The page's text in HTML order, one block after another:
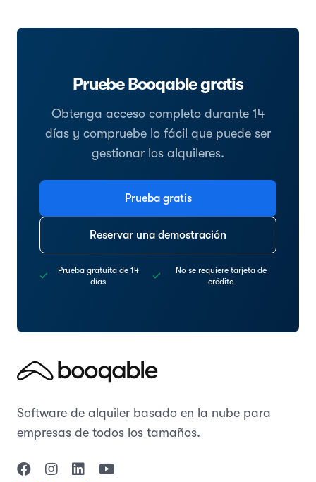
Pruebe Booqable gratis
Obtenga acceso completo durante 14
días y compruebe lo fácil que puede ser
gestionar los alquileres.
Prueba gratis
Reservar una demostración
Prueba gratuita de 14
días
No se requiere tarjeta de
crédito
Software de alquiler basado en la nube para
empresas de todos los tamaños.